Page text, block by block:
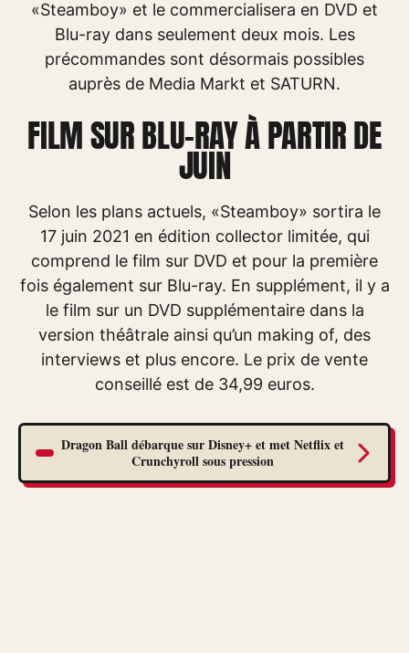
«Steamboy» et le commercialisera en DVD et
Blu-ray dans seulement deux mois. Les
précommandes sont désormais possibles
auprès de Media Markt et SATURN.
FILM SUR BLU-RAY À PARTIR DE
JUIN
Selon les plans actuels, «Steamboy» sortira le
17 juin 2021 en édition collector limitée, qui
comprend le film sur DVD et pour la première
fois également sur Blu-ray. En supplément, il y a
le film sur un DVD supplémentaire dans la
version théâtrale ainsi qu’un making of, des
interviews et plus encore. Le prix de vente
conseillé est de 34,99 euros.
Dragon Ball débarque sur Disney+ et met Netflix et
Crunchyroll sous pression